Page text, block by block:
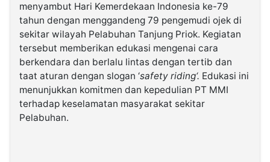
Media
Holding
menyambut Hari Kemerdekaan Indonesia ke-79
tahun dengan menggandeng 79 pengemudi ojek di
sekitar wilayah Pelabuhan Tanjung Priok. Kegiatan
tersebut memberikan edukasi mengenai cara
berkendara dan berlalu lintas dengan tertib dan
taat aturan dengan slogan ‘safety riding‘. Edukasi ini
menunjukkan komitmen dan kepedulian PT MMI
terhadap keselamatan masyarakat sekitar
Pelabuhan.